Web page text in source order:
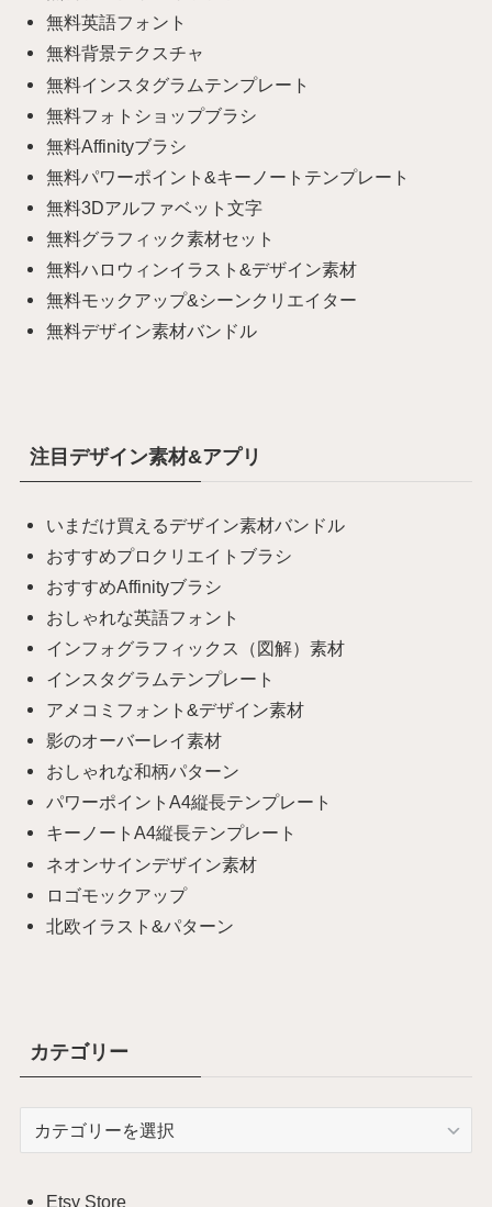
無料英語フォント
無料背景テクスチャ
無料インスタグラムテンプレート
無料フォトショップブラシ
無料Affinityブラシ
無料パワーポイント&キーノートテンプレート
無料3Dアルファベット文字
無料グラフィック素材セット
無料ハロウィンイラスト&デザイン素材
無料モックアップ&シーンクリエイター
無料デザイン素材バンドル
注目デザイン素材&アプリ
いまだけ買えるデザイン素材バンドル
おすすめプロクリエイトブラシ
おすすめAffinityブラシ
おしゃれな英語フォント
インフォグラフィックス（図解）素材
インスタグラムテンプレート
アメコミフォント&デザイン素材
影のオーバーレイ素材
おしゃれな和柄パターン
パワーポイントA4縦長テンプレート
キーノートA4縦長テンプレート
ネオンサインデザイン素材
ロゴモックアップ
北欧イラスト&パターン
カテゴリー
リ
Etsy Store